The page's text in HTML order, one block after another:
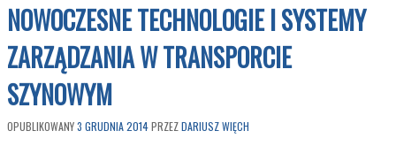
NOWOCZESNE TECHNOLOGIE I SYSTEMY
ZARZĄDZANIA W TRANSPORCIE
SZYNOWYM
OPUBLIKOWANY3 GRUDNIA 2014PRZEZDARIUSZ WIĘCH